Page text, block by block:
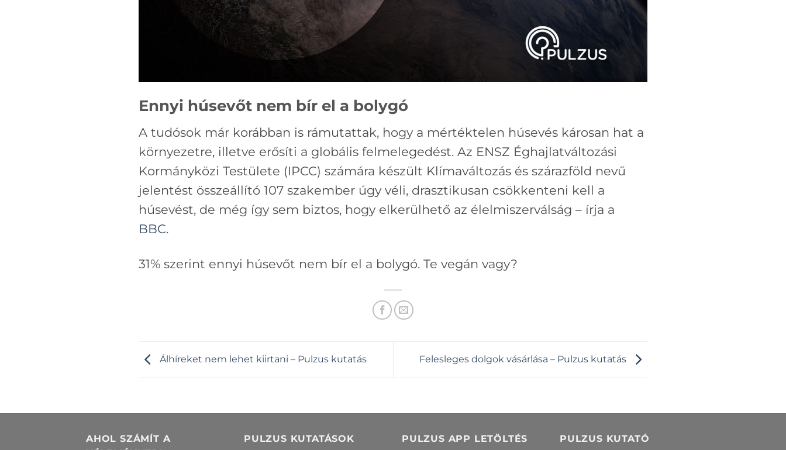
Ennyi húsevőt nem bír el a bolygó
A tudósok már korábban is rámutattak, hogy a mértéktelen húsevés károsan hat a
környezetre, illetve erősíti a globális felmelegedést. Az ENSZ Éghajlatváltozási
Kormányközi Testülete (IPCC) számára készült Klímaváltozás és szárazföld nevű
jelentést összeállító 107 szakember úgy véli, drasztikusan csökkenteni kell a
húsevést, de még így sem biztos, hogy elkerülhető az élelmiszerválság – írja a
BBC.
31% szerint ennyi húsevőt nem bír el a bolygó. Te vegán vagy?
Álhíreket nem lehet kiirtani – Pulzus kutatás Felesleges dolgok vásárlása – Pulzus kutatás
AHOL SZÁMÍT A
PULZUS KUTATÁSOK PULZUS APP LETÖLTÉS PULZUS KUTATÓ